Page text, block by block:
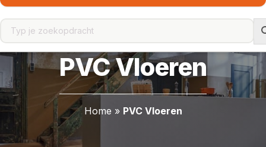
PVC Vloeren
Home » PVC Vloeren